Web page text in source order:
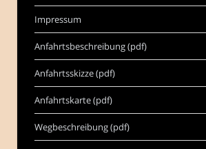
Impressum
Anfahrtsbeschreibung (pdf)
Anfahrtsskizze (pdf)
Anfahrtskarte (pdf)
Wegbeschreibung (pdf)